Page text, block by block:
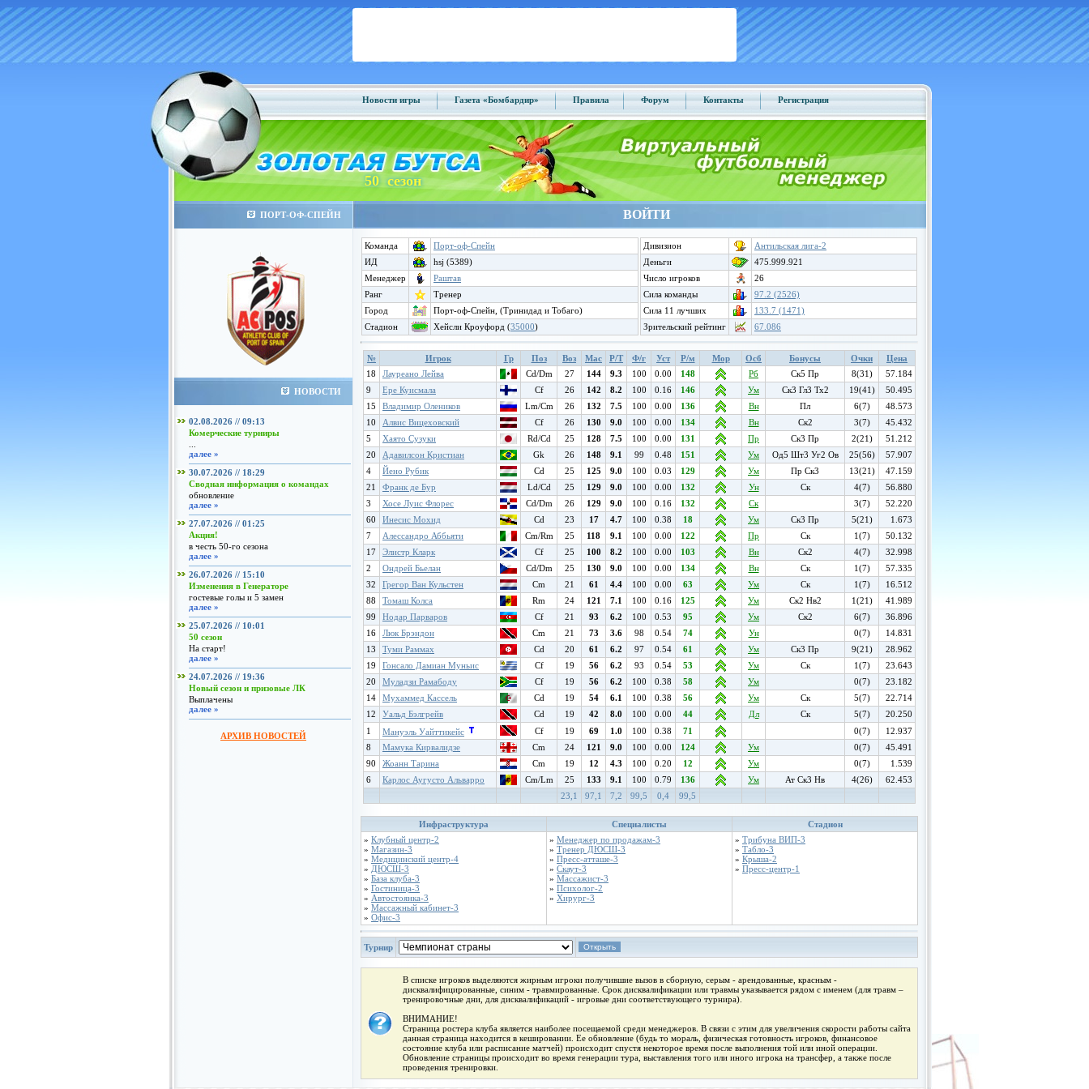
Новости игры Газета «Бомбардир» Правила Форум Контакты Регистрация
50 сезон
ПОРТ-ОФ-СПЕЙН
НОВОСТИ
02.08.2026 // 09:13
Комерческие турниры
далее »
30.07.2026 // 18:29
Сводная информация о командах
обновление
далее »
27.07.2026 // 01:25
Акция!
в честь 50-го сезона
далее »
26.07.2026 // 15:10
Изменения в Генераторе
гостевые голы и 5 замен
далее »
25.07.2026 // 10:01
50 сезон
На старт!
далее »
24.07.2026 // 19:36
Новый сезон и призовые ЛК
Выплачены
далее »
АРХИВ НОВОСТЕЙ
ВОЙТИ
Команда
Порт-оф-Спейн
ИД
hsj (5389)
Менеджер
Раштав
Ранг
Тренер
Город
Порт-оф-Спейн, (Тринидад и Тобаго)
Стадион
Хейсли Кроуфорд (35000)
Дивизион
Антильская лига-2
Деньги
475.999.921
Число игроков
26
Сила команды
97.2 (2526)
Сила 11 лучших
133.7 (1471)
Зрительский рейтинг
67.086
№ Игрок Гр Поз Воз Мас Р/Т Ф/г Уст Р/м Мор Осб Бонусы Очки
Цена
18
Лауреано Лейва Cd/Dm 27 144 9.3 100 0.00 148 Рб Ск5 Пр 8(31)
57.184
9
Ере Куисмала Cf 26 142 8.2 100 0.16 146 Ум Ск3 Гл3 Тх2 19(41)
50.495
15
Владимир Олеников Lm/Cm 26 132 7.5 100 0.00 136 Вн Пл 6(7)
48.573
10
Алвис Вицеховский Cf 26 130 9.0 100 0.00 134 Вн Ск2 3(7)
45.432
5
Хаято Сузуки Rd/Cd 25 128 7.5 100 0.00 131 Пр Ск3 Пр 2(21)
51.212
20
Адавилсон Кристиан Gk 26 148 9.1 99 0.48 151 Ум Од5 Шт3 Уг2 Ов 25(56)
57.907
4
Йено Рубик Cd 25 125 9.0 100 0.03 129 Ум Пр Ск3 13(21)
47.159
21
Франк де Бур Ld/Cd 25 129 9.0 100 0.00 132 Ун Ск 4(7)
56.880
3
Хосе Луис Флорес Cd/Dm 26 129 9.0 100 0.16 132 Ск 3(7)
52.220
60
Инесис Мохид Cd 23 17 4.7 100 0.38 18 Ум Ск3 Пр 5(21)
1.673
7
Алессандро Аббьяти Cm/Rm 25 118 9.1 100 0.00 122 Пр Ск 1(7)
50.132
17
Элистр Кларк Cf 25 100 8.2 100 0.00 103 Вн Ск2 4(7)
32.998
2
Ондрей Бьелан Cd/Dm 25 130 9.0 100 0.00 134 Вн Ск 1(7)
57.335
32
Грегор Ван Кульстен Cm 21 61 4.4 100 0.00 63 Ум Ск 1(7)
16.512
88
Томаш Колса Rm 24 121 7.1 100 0.16 125 Ум Ск2 Нв2 1(21)
41.989
99
Нодар Парваров Cf 21 93 6.2 100 0.53 95 Ум Ск2 6(7)
36.896
16
Люк Брэндон Cm 21 73 3.6 98 0.54 74 Ун 0(7)
14.831
13
Туми Раммах Cd 20 61 6.2 97 0.54 61 Ум Ск3 Пр 9(21)
28.962
19
Гонсало Дамиан Муньис Cf 19 56 6.2 93 0.54 53 Ум Ск 1(7)
23.643
20
Муладзи Рамабоду Cf 19 56 6.2 100 0.38 58 Ум 0(7)
23.182
14
Мухаммед Кассель Cd 19 54 6.1 100 0.38 56 Ум Ск 5(7)
22.714
12
Уальд Бэлгрейв Cd 19 42 8.0 100 0.00 44 Дл Ск 5(7)
20.250
1
Мануэль Уайттикейс Cf 19 69 1.0 100 0.38 71 0(7)
12.937
8
Мамука Кирвалидзе Cm 24 121 9.0 100 0.00 124 Ум 0(7)
45.491
90
Жоанн Тарина Cm 19 12 4.3 100 0.20 12 Ум 0(7)
1.539
6
Карлос Аугусто Альварро Cm/Lm 25 133 9.1 100 0.79 136 Ум Ат Ск3 Нв 4(26)
62.453
23,1
97,1 7,2 99,5 0,4 99,5
Инфраструктура Специалисты
Стадион
» Клубный центр-2
» Магазин-3
» Медицинский центр-4
» ДЮСШ-3
» База клуба-3
» Гостиница-3
» Автостоянка-3
» Массажный кабинет-3
» Офис-3
» Менеджер по продажам-3
» Тренер ДЮСШ-3
» Пресс-атташе-3
» Скаут-3
» Массажист-3
» Психолог-2
» Хирург-3
» Трибуна ВИП-3
» Табло-3
» Крыша-2
» Пресс-центр-1
Турнир
В списке игроков выделяются жирным игроки получившие вызов в сборную, серым - арендованные, красным -
дисквалифицированные, синим - травмированные. Срок дисквалификации или травмы указывается рядом с именем (для травм –
тренировочные дни, для дисквалификаций - игровые дни соответствующего турнира).
ВНИМАНИЕ!
Страница ростера клуба является наиболее посещаемой среди менеджеров. В связи с этим для увеличения скорости работы сайта
данная страница находится в кешировании. Ее обновление (будь то мораль, физическая готовность игроков, финансовое
состояние клуба или расписание матчей) происходит спустя некоторое время после выполнения той или иной операции.
Обновление страницы происходит во время генерации тура, выставления того или иного игрока на трансфер, а также после
проведения тренировки.